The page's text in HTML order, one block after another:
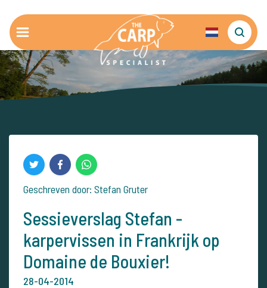
Geschreven door: Stefan Gruter
Sessieverslag Stefan -
karpervissen in Frankrijk op
Domaine de Bouxier!
28-04-2014